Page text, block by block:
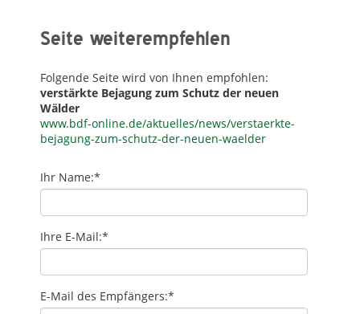
Seite weiterempfehlen
Folgende Seite wird von Ihnen empfohlen:
verstärkte Bejagung zum Schutz der neuen
Wälder
www.bdf-online.de/aktuelles/news/verstaerkte-
bejagung-zum-schutz-der-neuen-waelder
Ihr Name:*
Ihre E-Mail:*
E-Mail des Empfängers:*